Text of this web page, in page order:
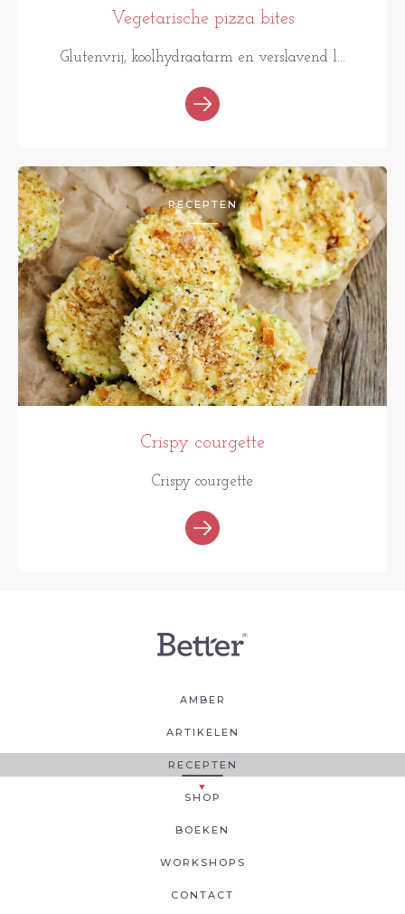
Vegetarische pizza bites
Glutenvrij, koolhydraatarm en verslavend l...
RECEPTEN
Crispy courgette
Crispy courgette
AMBER
ARTIKELEN
RECEPTEN
SHOP
BOEKEN
WORKSHOPS
CONTACT